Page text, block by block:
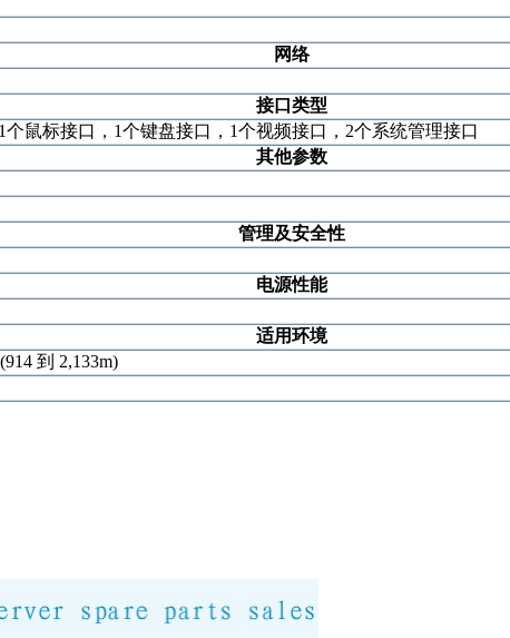
网络
接口类型
鼠标接口，1个键盘接口，1个视频接口，2个系统管理接口
其他参数
管理及安全性
电源性能
适用环境
到 2,133m)